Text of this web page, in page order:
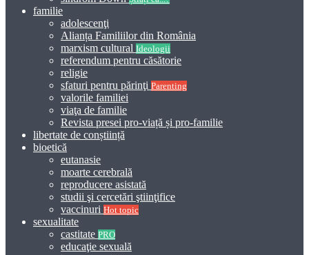
familie
adolescenţi
Alianța Familiilor din România
marxism cultural Ideologii
referendum pentru căsătorie
religie
sfaturi pentru părinţi Parenting
valorile familiei
viaţa de familie
Revista presei pro-viață și pro-familie
libertate de conștiință
bioetică
eutanasie
moarte cerebrală
reproducere asistată
studii şi cercetări ştiinţifice
vaccinuri Hot topic
sexualitate
castitate PRO
educaţie sexuală